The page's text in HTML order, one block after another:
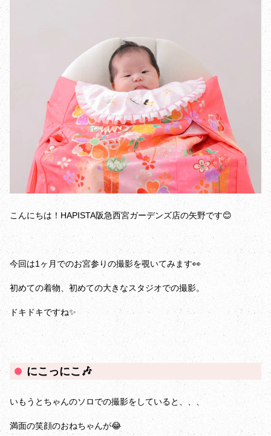
こんにちは！HAPISTA阪急西宮ガーデンズ店の矢野です😊
今回は1ヶ月でのお宮参りの撮影を覗いてみます👀
初めての着物、初めての大きなスタジオでの撮影。
ドキドキですね✨
にこっにこ🎶
いもうとちゃんのソロでの撮影をしていると、、、
満面の笑顔のおねちゃんが😂